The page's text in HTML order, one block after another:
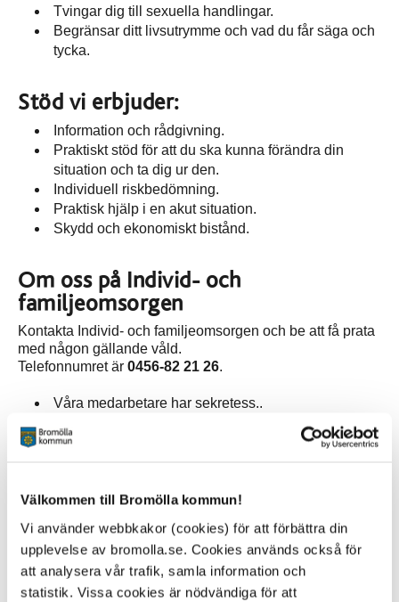
Välkommen till Bromölla kommun!
Vi använder webbkakor (cookies) för att förbättra din
upplevelse av bromolla.se. Cookies används också för
att analysera vår trafik, samla information och
statistik. Vissa cookies är nödvändiga för att
Tvingar dig till sexuella handlingar.
Begränsar ditt livsutrymme och vad du får säga och
tycka.
Stöd vi erbjuder:
Information och rådgivning.
Praktiskt stöd för att du ska kunna förändra din
situation och ta dig ur den.
Individuell riskbedömning.
Praktisk hjälp i en akut situation.
Skydd och ekonomiskt bistånd.
Om oss på Individ- och
familjeomsorgen
Kontakta Individ- och familjeomsorgen och be att få prata
med någon gällande våld.
Telefonnumret är 0456-82 21 26.
Våra medarbetare har sekretess..
Våra tjänster är kostnadsfria.
Efter kontorstid, kontakta
Sociala jouren
Telefonnumret är:040-676 90 58
Andra viktiga telefonnummer
Akutmottagningen CSK Kristianstad: 044-309 10 00